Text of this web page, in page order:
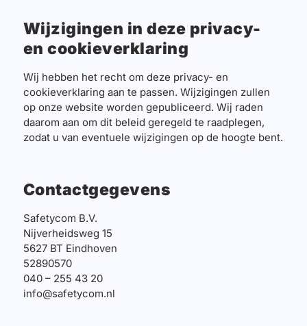
Wijzigingen in deze privacy-
en cookieverklaring
Wij hebben het recht om deze privacy- en
cookieverklaring aan te passen. Wijzigingen zullen
op onze website worden gepubliceerd. Wij raden
daarom aan om dit beleid geregeld te raadplegen,
zodat u van eventuele wijzigingen op de hoogte bent.
Contactgegevens
Safetycom B.V.
Nijverheidsweg 15
5627 BT Eindhoven
52890570
040 – 255 43 20
info@safetycom.nl